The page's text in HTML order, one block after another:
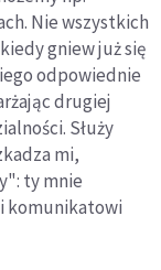
Nie wszystkich
gniew już się
odpowiednie
drugiej
Służy
mi,
ty mnie
komunikatowi